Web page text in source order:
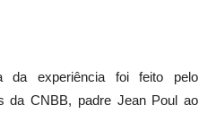
da experiência foi feito pelo
da CNBB, padre Jean Poul ao